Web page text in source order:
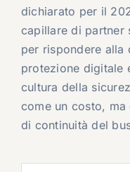
dichiarato per il
capillare di partner
per rispondere alla
protezione digitale
cultura della
come un costo,
di continuità del